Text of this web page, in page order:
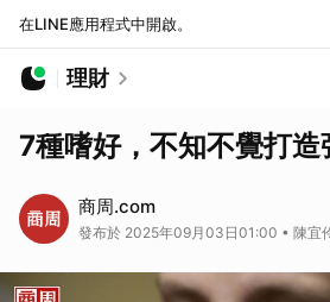
在LINE應用程式中開啟。
理財
7種嗜好，不知不覺打
商周.com
發布於 2025年09月03日01:00 • 陳宜